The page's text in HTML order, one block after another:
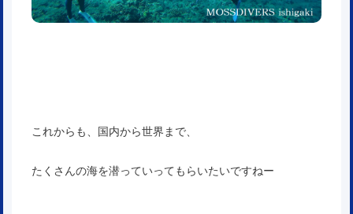
これからも、国内から世界まで、
たくさんの海を潜っていってもらいたいですねー